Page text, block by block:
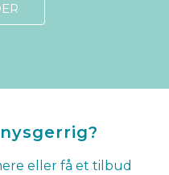
eller få et tilbud